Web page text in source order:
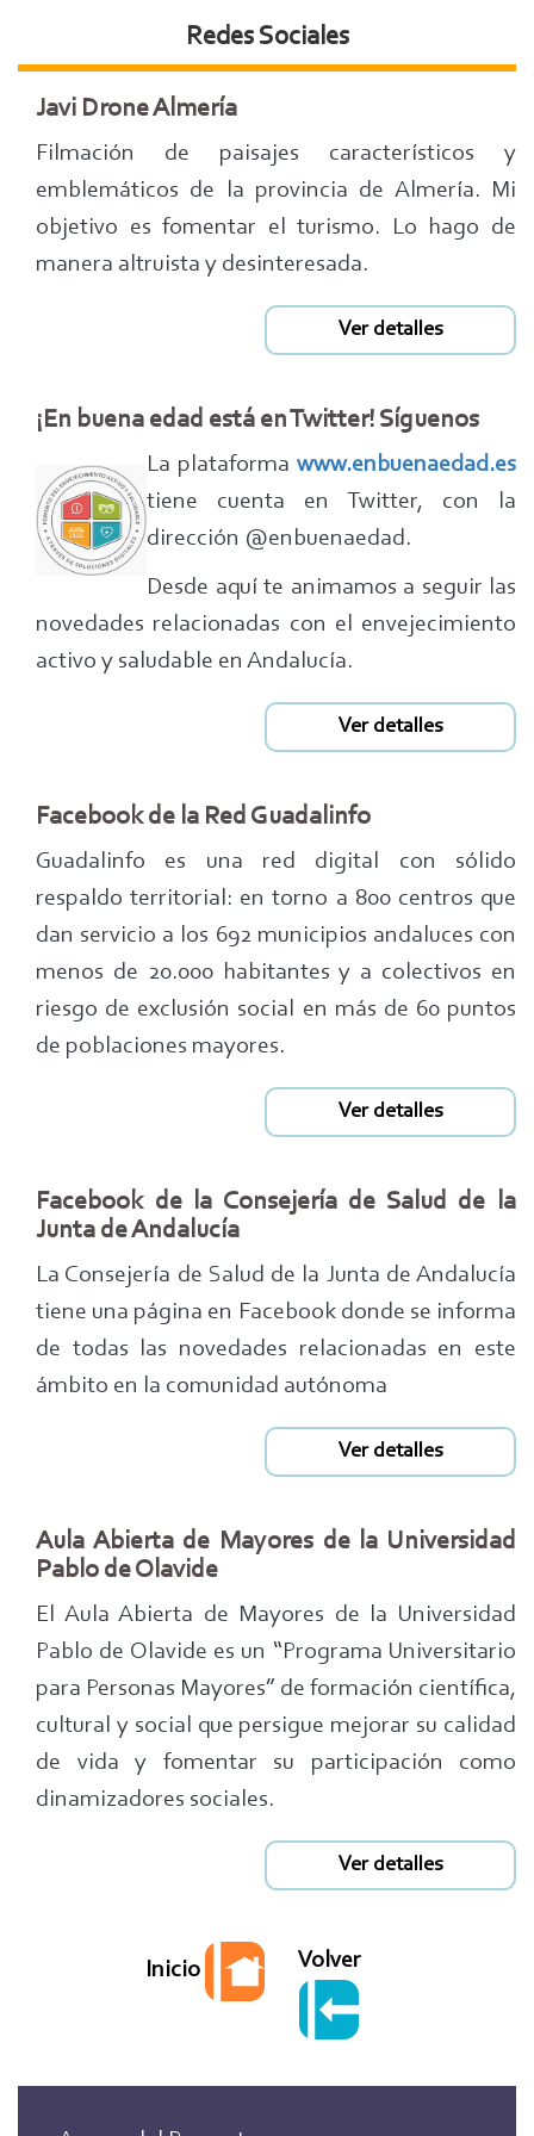
Redes Sociales
Javi Drone Almería
Filmación de paisajes característicos y
emblemáticos de la provincia de Almería. Mi
objetivo es fomentar el turismo. Lo hago de
manera altruista y desinteresada.
Ver detalles
¡En buena edad está en Twitter! Síguenos
La plataforma www.enbuenaedad.es
tiene cuenta en Twitter, con la
dirección @enbuenaedad.
Desde aquí te animamos a seguir las
novedades relacionadas con el envejecimiento
activo y saludable en Andalucía.
Ver detalles
Facebook de la Red Guadalinfo
Guadalinfo es una red digital con sólido
respaldo territorial: en torno a 800 centros que
dan servicio a los 692 municipios andaluces con
menos de 20.000 habitantes y a colectivos en
riesgo de exclusión social en más de 60 puntos
de poblaciones mayores.
Ver detalles
Facebook de la Consejería de Salud de la
Junta de Andalucía
La Consejería de Salud de la Junta de Andalucía
tiene una página en Facebook donde se informa
de todas las novedades relacionadas en este
ámbito en la comunidad autónoma
Ver detalles
Aula Abierta de Mayores de la Universidad
Pablo de Olavide
El Aula Abierta de Mayores de la Universidad
Pablo de Olavide es un “Programa Universitario
para Personas Mayores” de formación científica,
cultural y social que persigue mejorar su calidad
de vida y fomentar su participación como
dinamizadores sociales.
Ver detalles
Inicio Volver